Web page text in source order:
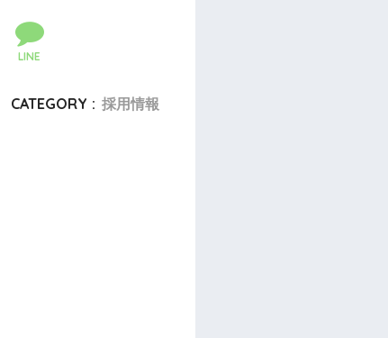
LINE
CATEGORY : 採用情報